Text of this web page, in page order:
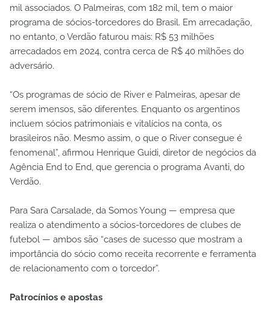
mil associados. O Palmeiras, com 182 mil, tem o maior
programa de sócios-torcedores do Brasil. Em arrecadação,
no entanto, o Verdão faturou mais: R$ 53 milhões
arrecadados em 2024, contra cerca de R$ 40 milhões do
adversário.
“Os programas de sócio de River e Palmeiras, apesar de
serem imensos, são diferentes. Enquanto os argentinos
incluem sócios patrimoniais e vitalícios na conta, os
brasileiros não. Mesmo assim, o que o River consegue é
fenomenal”, afirmou Henrique Guidi, diretor de negócios da
Agência End to End, que gerencia o programa Avanti, do
Verdão.
Para Sara Carsalade, da Somos Young — empresa que
realiza o atendimento a sócios-torcedores de clubes de
futebol — ambos são “cases de sucesso que mostram a
importância do sócio como receita recorrente e ferramenta
de relacionamento com o torcedor”.
Patrocínios e apostas